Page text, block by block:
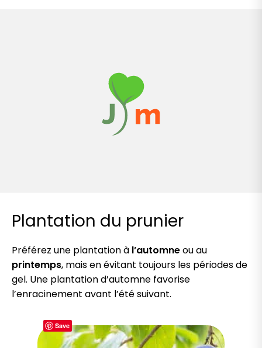
Plantation du prunier
Préférez une plantation à l’automneou au
printemps, mais en évitant toujours les périodes de
gel. Une plantation d’automne favorise
l’enracinement avant l’été suivant.
Save